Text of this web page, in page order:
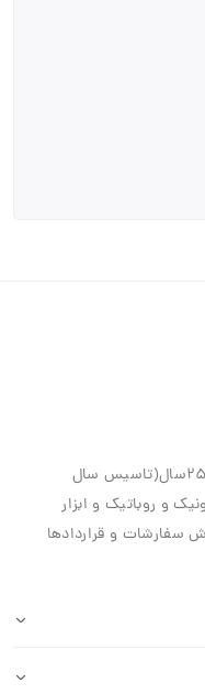
فروشگاه سیما الکترونیک با سابقه بیش از ۲۵سال(تاسیس سال
و روباتیک و ابزار
سفارشات و قراردادها